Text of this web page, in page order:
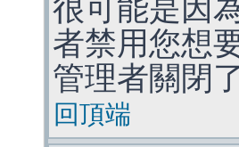
很可能是因
者禁用您想
管理者關閉
回頂端